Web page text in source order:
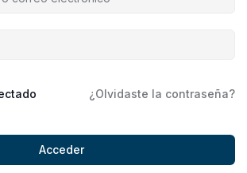
¿Olvidaste la contraseña?
Acceder